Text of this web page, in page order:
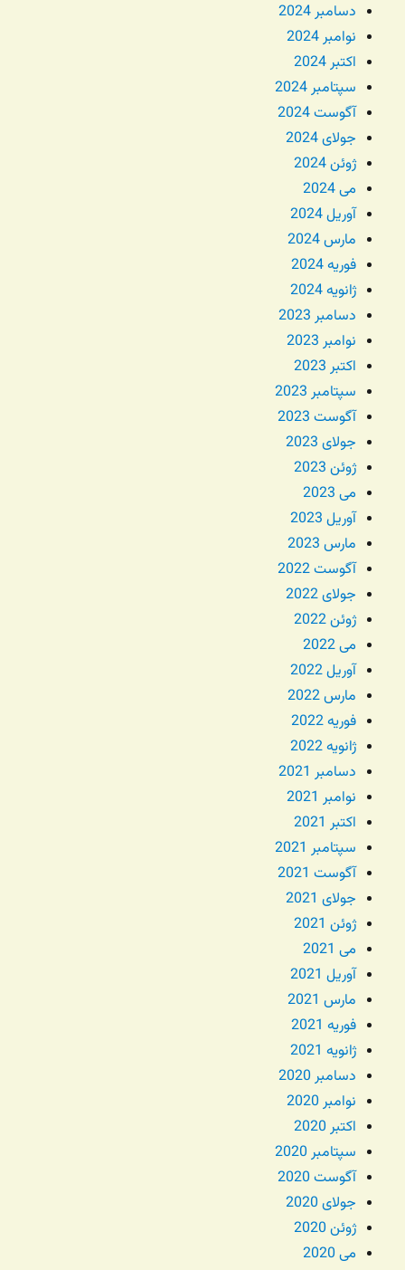
دسامبر 2024
نوامبر 2024
اکتبر 2024
سپتامبر 2024
آگوست 2024
جولای 2024
ژوئن 2024
می 2024
آوریل 2024
مارس 2024
فوریه 2024
ژانویه 2024
دسامبر 2023
نوامبر 2023
اکتبر 2023
سپتامبر 2023
آگوست 2023
جولای 2023
ژوئن 2023
می 2023
آوریل 2023
مارس 2023
آگوست 2022
جولای 2022
ژوئن 2022
می 2022
آوریل 2022
مارس 2022
فوریه 2022
ژانویه 2022
دسامبر 2021
نوامبر 2021
اکتبر 2021
سپتامبر 2021
آگوست 2021
جولای 2021
ژوئن 2021
می 2021
آوریل 2021
مارس 2021
فوریه 2021
ژانویه 2021
دسامبر 2020
نوامبر 2020
اکتبر 2020
سپتامبر 2020
آگوست 2020
جولای 2020
ژوئن 2020
می 2020